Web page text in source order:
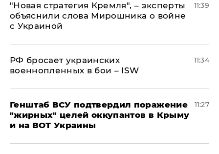
"Новая стратегия Кремля", – эксперты
объяснили слова Мирошника о войне
с Украиной
11:39
РФ бросает украинских
военнопленных в бои – ISW
11:34
Генштаб ВСУ подтвердил поражение
"жирных" целей оккупантов в Крыму
и на ВОТ Украины
11:27